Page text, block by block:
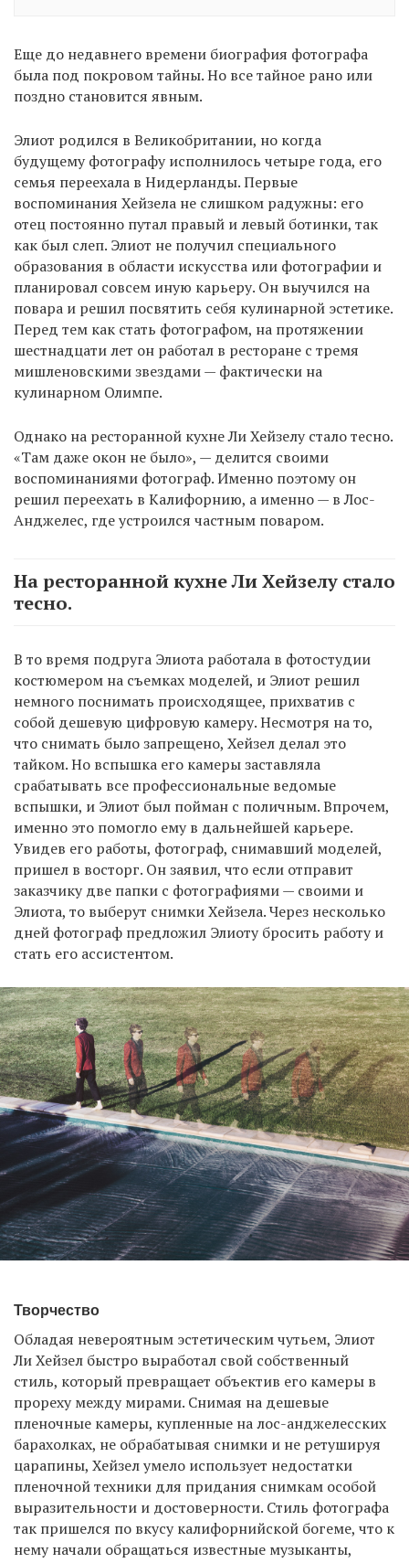
Еще до недавнего времени биография фотографа
была под покровом тайны. Но все тайное рано или
поздно становится явным.
Элиот родился в Великобритании, но когда
будущему фотографу исполнилось четыре года, его
семья переехала в Нидерланды. Первые
воспоминания Хейзела не слишком радужны: его
отец постоянно путал правый и левый ботинки, так
как был слеп. Элиот не получил специального
образования в области искусства или фотографии и
планировал совсем иную карьеру. Он выучился на
повара и решил посвятить себя кулинарной эстетике.
Перед тем как стать фотографом, на протяжении
шестнадцати лет он работал в ресторане с тремя
мишленовскими звездами — фактически на
кулинарном Олимпе.
Однако на ресторанной кухне Ли Хейзелу стало тесно.
«Там даже окон не было», — делится своими
воспоминаниями фотограф. Именно поэтому он
решил переехать в Калифорнию, а именно — в Лос-
Анджелес, где устроился частным поваром.
На ресторанной кухне Ли Хейзелу стало
тесно.
В то время подруга Элиота работала в фотостудии
костюмером на съемках моделей, и Элиот решил
немного поснимать происходящее, прихватив с
собой дешевую цифровую камеру. Несмотря на то,
что снимать было запрещено, Хейзел делал это
тайком. Но вспышка его камеры заставляла
срабатывать все профессиональные ведомые
вспышки, и Элиот был пойман с поличным. Впрочем,
именно это помогло ему в дальнейшей карьере.
Увидев его работы, фотограф, снимавший моделей,
пришел в восторг. Он заявил, что если отправит
заказчику две папки с фотографиями — своими и
Элиота, то выберут снимки Хейзела. Через несколько
дней фотограф предложил Элиоту бросить работу и
стать его ассистентом.
Творчество
Обладая невероятным эстетическим чутьем, Элиот
Ли Хейзел быстро выработал свой собственный
стиль, который превращает объектив его камеры в
прореху между мирами. Снимая на дешевые
пленочные камеры, купленные на лос-анджелесских
барахолках, не обрабатывая снимки и не ретушируя
царапины, Хейзел умело использует недостатки
пленочной техники для придания снимкам особой
выразительности и достоверности. Стиль фотографа
так пришелся по вкусу калифорнийской богеме, что к
нему начали обращаться известные музыканты,